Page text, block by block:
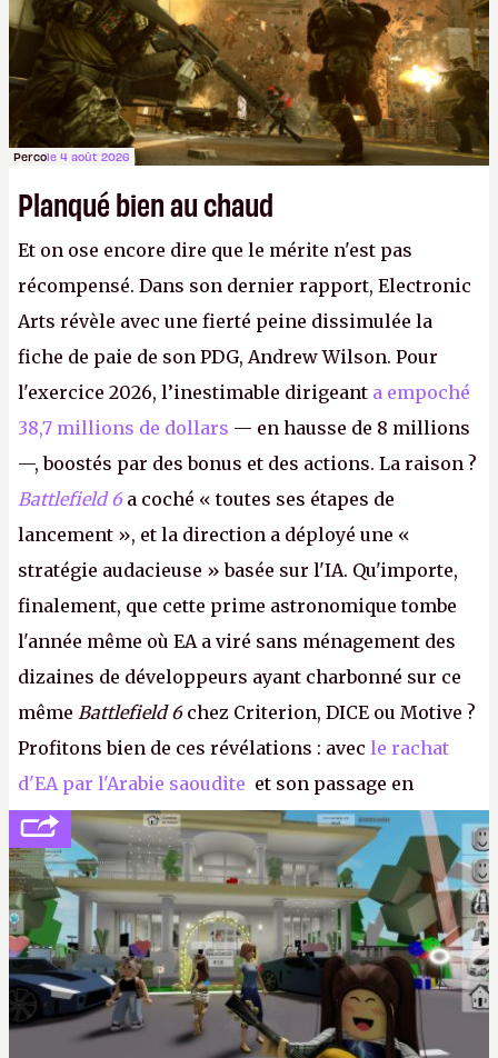
Percole 4 août 2026
Planqué bien au chaud
Et on ose encore dire que le mérite n'est pas
récompensé. Dans son dernier rapport, Electronic
Arts révèle avec une fierté peine dissimulée la
fiche de paie de son PDG, Andrew Wilson. Pour
l'exercice 2026, l’inestimable dirigeant a empoché
38,7 millions de dollars — en hausse de 8 millions
—, boostés par des bonus et des actions. La raison ?
Battlefield 6 a coché « toutes ses étapes de
lancement », et la direction a déployé une «
stratégie audacieuse » basée sur l'IA. Qu'importe,
finalement, que cette prime astronomique tombe
l'année même où EA a viré sans ménagement des
dizaines de développeurs ayant charbonné sur ce
même Battlefield 6chez Criterion, DICE ou Motive ?
Profitons bien de ces révélations : avec le rachat
d'EA par l'Arabie saoudite et son passage en
société privée, l'éditeur n'aura bientôt plus
l'obligation de publier ses bilans. Encore une
victoire pour la transparence.P.